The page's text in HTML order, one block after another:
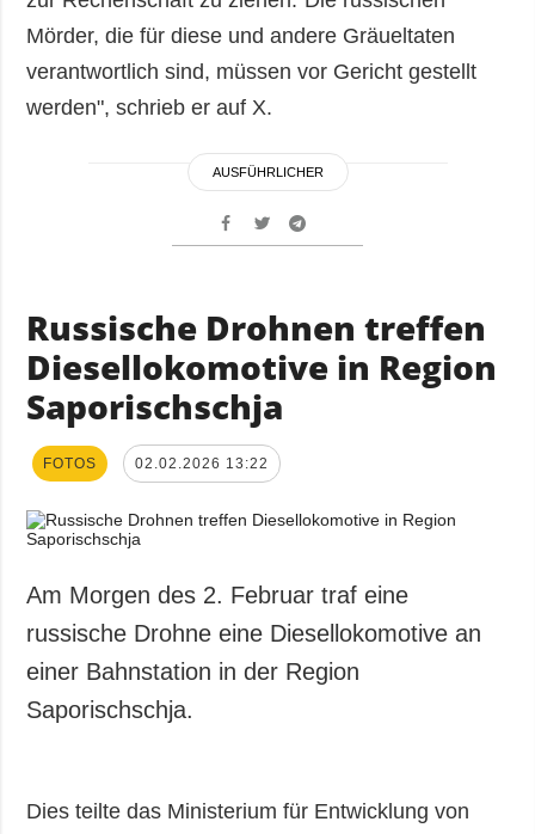
Mörder, die für diese und andere Gräueltaten
verantwortlich sind, müssen vor Gericht gestellt
werden", schrieb er auf X.
AUSFÜHRLICHER
Russische Drohnen treffen
Diesellokomotive in Region
Saporischschja
FOTOS 02.02.2026 13:22
Am Morgen des 2. Februar traf eine
russische Drohne eine Diesellokomotive an
einer Bahnstation in der Region
Saporischschja.
Dies teilte das Ministerium für Entwicklung von